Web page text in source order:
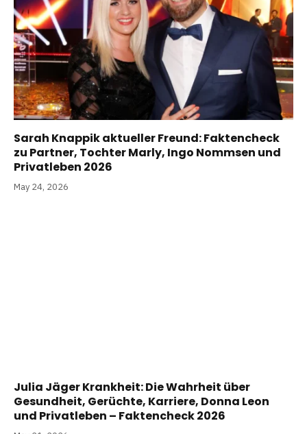
Sarah Knappik aktueller Freund: Faktencheck
zu Partner, Tochter Marly, Ingo Nommsen und
Privatleben 2026
May 24, 2026
Julia Jäger Krankheit: Die Wahrheit über
Gesundheit, Gerüchte, Karriere, Donna Leon
und Privatleben – Faktencheck 2026